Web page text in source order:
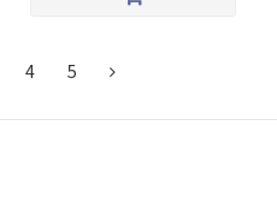
4 5